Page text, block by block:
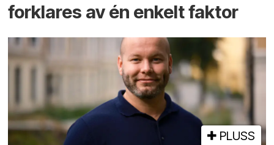
forklares av én enkelt faktor
PLUSS